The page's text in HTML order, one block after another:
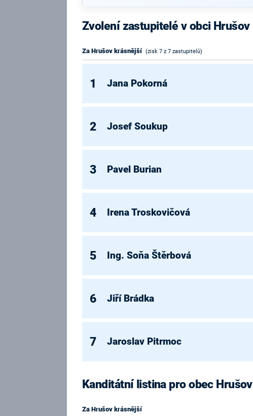
Zvolení zastupitelé v obci Hrušov
Za Hrušov krásnější (zisk 7 z 7 zastupitelů)
1 Jana Pokorná
2 Josef Soukup
3 Pavel Burian
4 Irena Troskovičová
5 Ing. Soňa Štěrbová
6 Jiří Brádka
7 Jaroslav Pitrmoc
Kanditátní listina pro obec Hrušov
Za Hrušov krásnější